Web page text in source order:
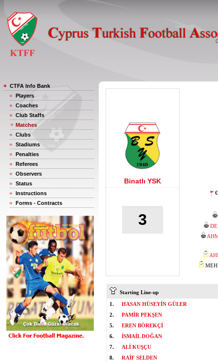
CTFA Info Bank
Players
Coaches
Club Staffs
Matches
Clubs
Stadiums
Penalties
Referees
Observers
Status
Instructions
Forms - Contracts
Binatlı YSK
3
Starting Line-up
1.
HASAN HÜSEYİN GÜLER
2.
PAMİR PEKŞEN
5.
EREN BÖREKÇİ
6.
İSMAİL DOĞAN
7.
ALİ KUŞÇU
8.
RAİF SELDEN